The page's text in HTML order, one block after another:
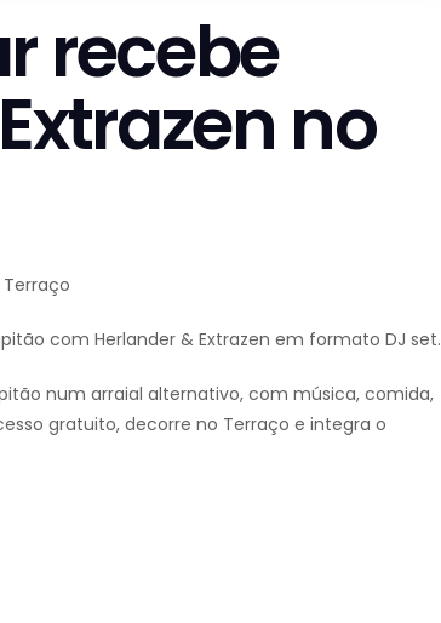
recebe
no
com Herlander & Extrazen em formato DJ set.
num arraial alternativo, com música, comida,
gratuito, decorre no Terraço e integra o